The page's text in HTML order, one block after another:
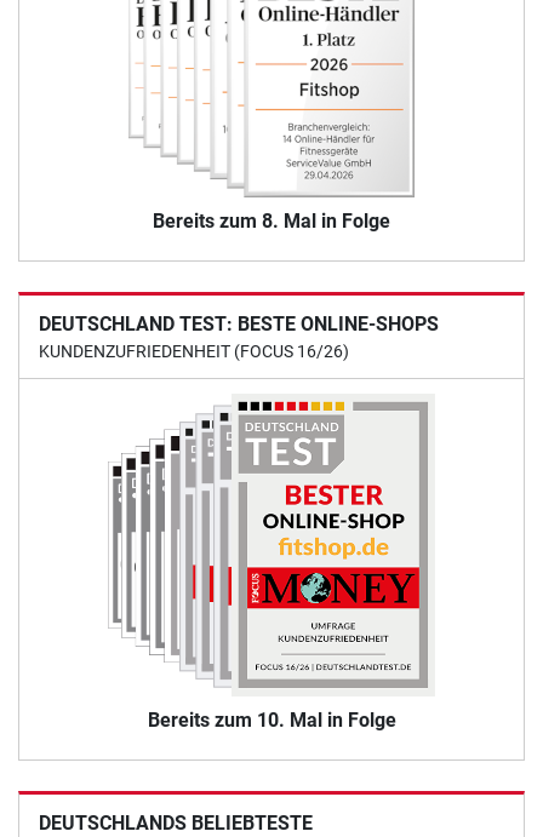
Bereits zum 8. Mal in Folge
DEUTSCHLAND TEST: BESTE ONLINE-SHOPS
KUNDENZUFRIEDENHEIT (FOCUS 16/26)
Bereits zum 10. Mal in Folge
DEUTSCHLANDS BELIEBTESTE